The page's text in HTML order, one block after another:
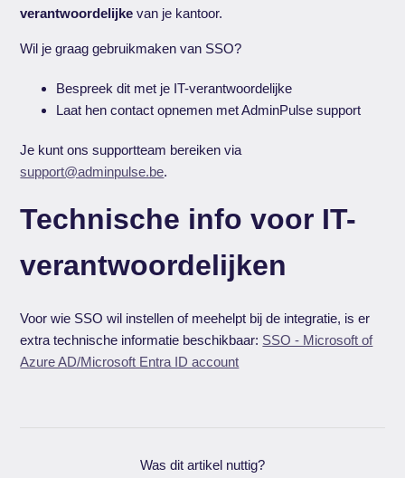
verantwoordelijke van je kantoor.
Wil je graag gebruikmaken van SSO?
Bespreek dit met je IT-verantwoordelijke
Laat hen contact opnemen met AdminPulse support
Je kunt ons supportteam bereiken via
support@adminpulse.be.
Technische info voor IT-
verantwoordelijken
Voor wie SSO wil instellen of meehelpt bij de integratie, is er
extra technische informatie beschikbaar: SSO - Microsoft of
Azure AD/Microsoft Entra ID account
Was dit artikel nuttig?